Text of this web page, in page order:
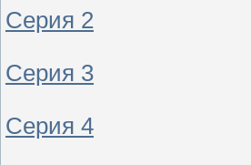
Серия 2
Серия 3
Серия 4